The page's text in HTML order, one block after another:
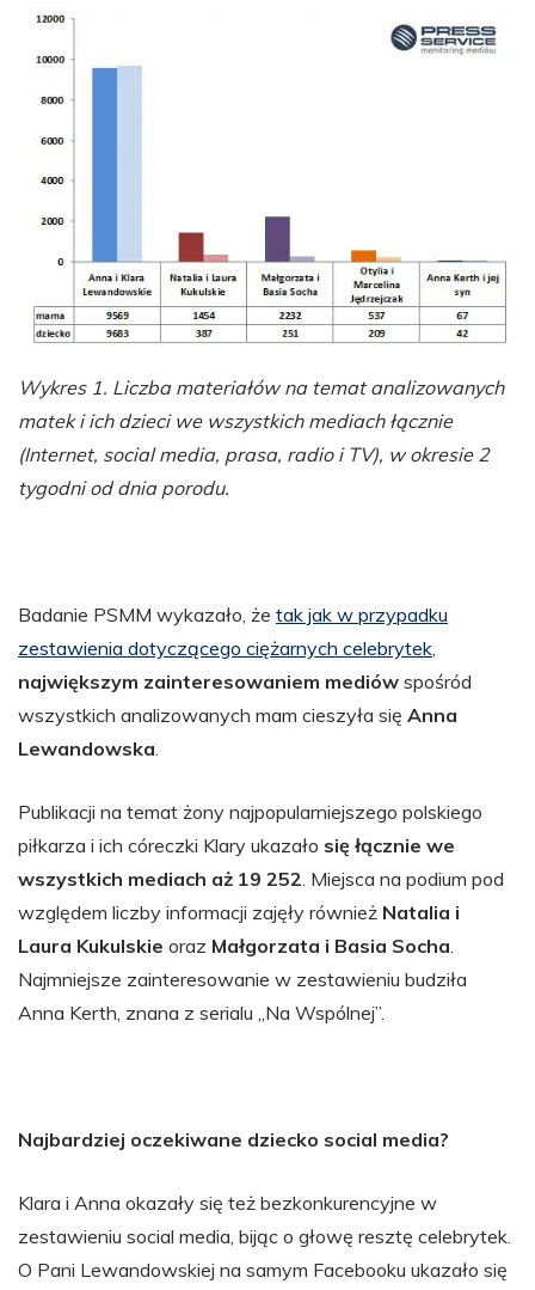
Wykres 1. Liczba materiałów na temat analizowanych
matek i ich dzieci we wszystkich mediach łącznie
(Internet, social media, prasa, radio i TV), w okresie 2
tygodni od dnia porodu.
Badanie PSMM wykazało, że tak jak w przypadku
zestawienia dotyczącego ciężarnych celebrytek,
największym zainteresowaniem mediów spośród
wszystkich analizowanych mam cieszyła się Anna
Lewandowska.
Publikacji na temat żony najpopularniejszego polskiego
piłkarza i ich córeczki Klary ukazało się łącznie we
wszystkich mediach aż 19 252. Miejsca na podium pod
względem liczby informacji zajęły również Natalia i
Laura Kukulskie oraz Małgorzata i Basia Socha.
Najmniejsze zainteresowanie w zestawieniu budziła
Anna Kerth, znana z serialu „Na Wspólnej”.
Najbardziej oczekiwane dziecko social media?
Klara i Anna okazały się też bezkonkurencyjne w
zestawieniu social media, bijąc o głowę resztę celebrytek.
O Pani Lewandowskiej na samym Facebooku ukazało się